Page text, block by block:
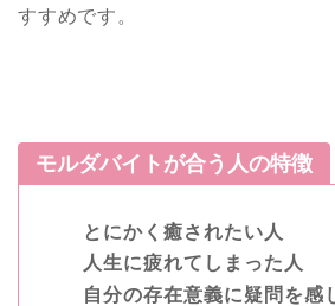
すすめです。
モルダバイトが合う人の特徴
とにかく癒されたい人
人生に疲れてしまった人
自分の存在意義に疑問を感